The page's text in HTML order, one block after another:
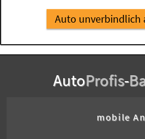
Auto unverbindlich
AutoProfis-
mobile